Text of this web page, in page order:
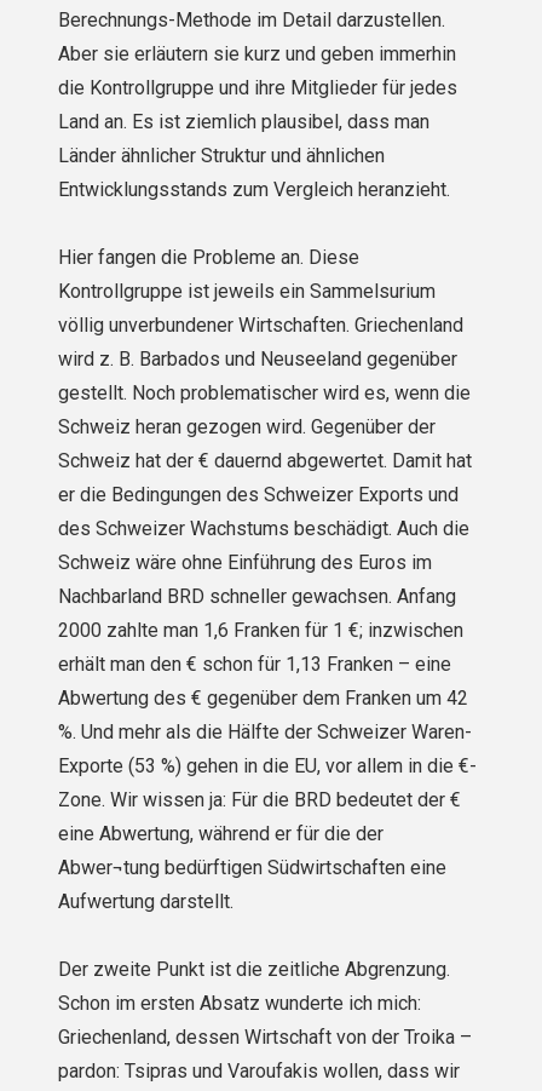
Berechnungs-Methode im Detail darzustellen.
Aber sie erläutern sie kurz und geben immerhin
die Kontrollgruppe und ihre Mitglieder für jedes
Land an. Es ist ziemlich plausibel, dass man
Länder ähnlicher Struktur und ähnlichen
Entwicklungsstands zum Vergleich heranzieht.
Hier fangen die Probleme an. Diese
Kontrollgruppe ist jeweils ein Sammelsurium
völlig unverbundener Wirtschaften. Griechenland
wird z. B. Barbados und Neuseeland gegenüber
gestellt. Noch problematischer wird es, wenn die
Schweiz heran gezogen wird. Gegenüber der
Schweiz hat der € dauernd abgewertet. Damit hat
er die Bedingungen des Schweizer Exports und
des Schweizer Wachstums beschädigt. Auch die
Schweiz wäre ohne Einführung des Euros im
Nachbarland BRD schneller gewachsen. Anfang
2000 zahlte man 1,6 Franken für 1 €; inzwischen
erhält man den € schon für 1,13 Franken – eine
Abwertung des € gegenüber dem Franken um 42
%. Und mehr als die Hälfte der Schweizer Waren-
Exporte (53 %) gehen in die EU, vor allem in die €-
Zone. Wir wissen ja: Für die BRD bedeutet der €
eine Abwertung, während er für die der
Abwer¬tung bedürftigen Südwirtschaften eine
Aufwertung darstellt.
Der zweite Punkt ist die zeitliche Abgrenzung.
Schon im ersten Absatz wunderte ich mich:
Griechenland, dessen Wirtschaft von der Troika –
pardon: Tsipras und Varoufakis wollen, dass wir